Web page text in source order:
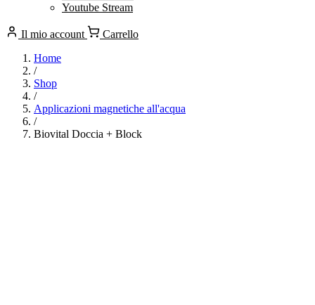
Youtube Stream
Il mio account
Carrello
Home
/
Shop
/
Applicazioni magnetiche all'acqua
/
Biovital Doccia + Block